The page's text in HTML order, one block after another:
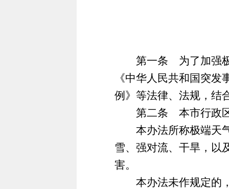
第一条 为了加强极
《中华人民共和国突
例》等法律、法规，结
第二条 本市行政区
本办法所称极端天气
雪、强对流、干旱，以
害。
本办法未作规定的，